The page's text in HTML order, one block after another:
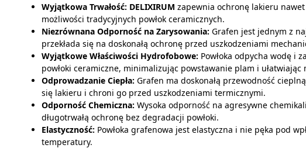
Wyjątkowa Trwałość: DELIXIRUM zapewnia ochronę lakieru
możliwości tradycyjnych powłok ceramicznych.
Niezrównana Odporność na Zarysowania: Grafen jest jednym z
przekłada się na doskonałą ochronę przed uszkodzeniami
Wyjątkowe Właściwości Hydrofobowe: Powłoka odpycha wodę i
powłoki ceramiczne, minimalizując powstawanie plam i ułatwiając
Odprowadzanie Ciepła: Grafen ma doskonałą przewodność
się lakieru i chroni go przed uszkodzeniami termicznymi.
Odporność Chemiczna: Wysoka odporność na agresywne
długotrwałą ochronę bez degradacji powłoki.
Elastyczność: Powłoka grafenowa jest elastyczna i nie pęka pod
temperatury.